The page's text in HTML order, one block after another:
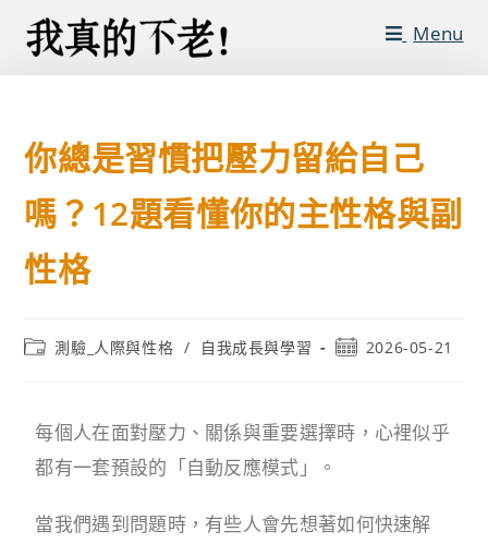
Menu
你總是習慣把壓力留給自己
嗎？12題看懂你的主性格與副
性格
測驗_人際與性格 / 自我成長與學習 2026-05-21
每個人在面對壓力、關係與重要選擇時，心裡似乎
都有一套預設的「自動反應模式」。
當我們遇到問題時，有些人會先想著如何快速解